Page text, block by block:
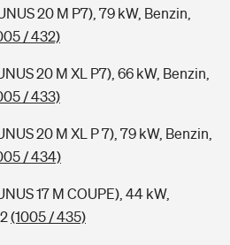
20 M P7), 79 kW, Benzin,
/ 432)
20 M XL P7), 66 kW, Benzin,
/ 433)
20 M XL P 7), 79 kW, Benzin,
/ 434)
17 M COUPE), 44 kW,
(1005 / 435)